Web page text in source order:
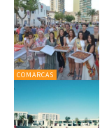
COMARCAS